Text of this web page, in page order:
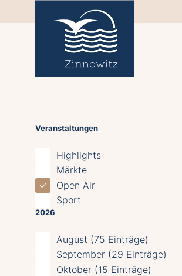
Veranstaltungen
Highlights
Märkte
Open Air
Sport
2026
August (75 Einträge)
September (29 Einträge)
Oktober (15 Einträge)